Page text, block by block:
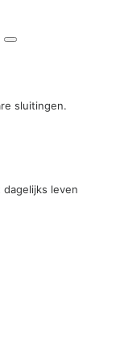
sluitingen.
leven